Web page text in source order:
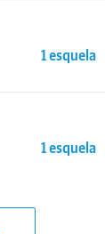
1 esquela
1 esquela